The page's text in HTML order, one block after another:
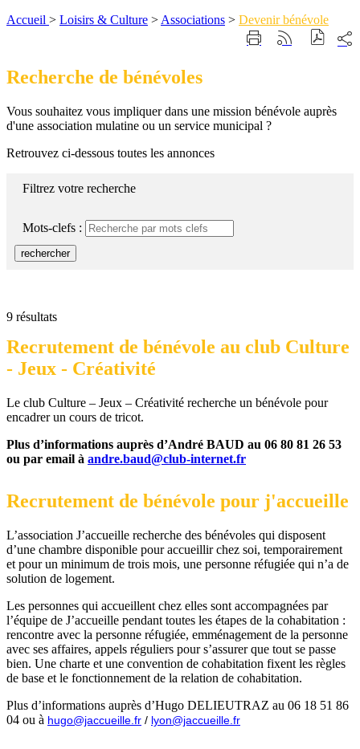
Accueil > Loisirs & Culture > Associations > Devenir bénévole
ImprimerGénérer
sur
Recherche de bénévoles
Vous souhaitez vous impliquer dans une mission bénévole auprès
d'une association mulatine ou un service municipal ?
Retrouvez ci-dessous toutes les annonces
Filtrez votre recherche
Mots-clefs :
rechercher
9 résultats
Recrutement de bénévole au club Culture
- Jeux - Créativité
Le club Culture – Jeux – Créativité recherche un bénévole pour
encadrer un cours de tricot.
Plus d’informations auprès d’André BAUD au 06 80 81 26 53
ou par email à andre.baud@club-internet.fr
Recrutement de bénévole pour j'accueille
L’association J’accueille recherche des bénévoles qui disposent
d’une chambre disponible pour accueillir chez soi, temporairement
et pour un minimum de trois mois, une personne réfugiée qui n’a de
solution de logement.
Les personnes qui accueillent chez elles sont accompagnées par
l’équipe de J’accueille pendant toutes les étapes de la cohabitation :
rencontre avec la personne réfugiée, emménagement de la personne
avec ses affaires, appels réguliers pour s’assurer que tout se passe
bien. Une charte et une convention de cohabitation fixent les règles
de base et le fonctionnement de la relation de cohabitation.
Plus d’informations auprès d’Hugo DELIEUTRAZ au 06 18 51 86
04 ou à hugo@jaccueille.fr / lyon@jaccueille.fr